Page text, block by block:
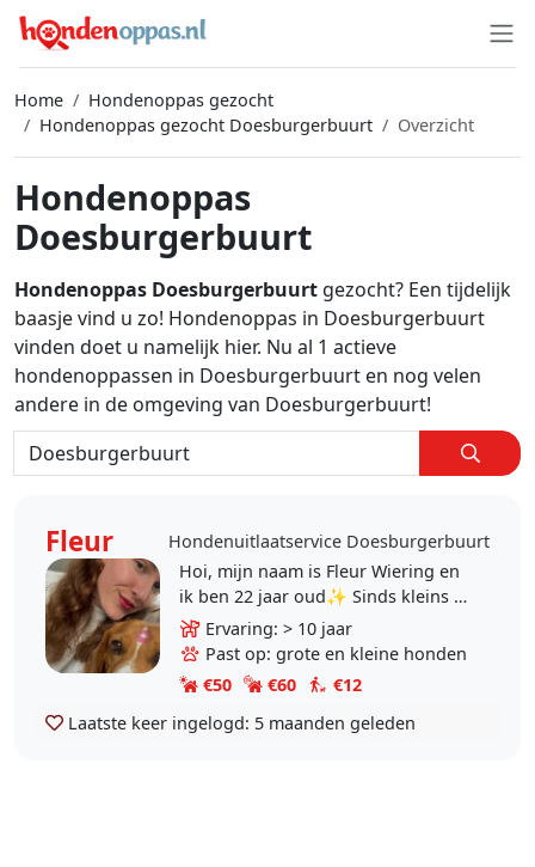
Home
Hondenoppas gezocht
Hondenoppas gezocht Doesburgerbuurt
Overzicht
Hondenoppas
Doesburgerbuurt
Hondenoppas Doesburgerbuurt gezocht? Een tijdelijk
baasje vind u zo! Hondenoppas in Doesburgerbuurt
vinden doet u namelijk hier. Nu al 1 actieve
hondenoppassen in Doesburgerbuurt en nog velen
andere in de omgeving van Doesburgerbuurt!
Fleur
Hondenuitlaatservice Doesburgerbuurt
Hoi, mijn naam is Fleur Wiering en
ik ben 22 jaar oud✨ Sinds kleins af
aan ben ik al een grote fan van
dieren. Nu lijkt het mij leuk om hier
in..
Ervaring: > 10 jaar
Past op: grote en kleine honden
€50
€60
€12
Laatste keer ingelogd: 5 maanden geleden